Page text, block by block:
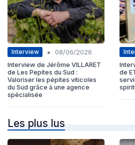
Interview •
08/06/2026
Interview de Jérôme VILLARET
de Les Pepites du Sud :
Valoriser les pépites viticoles
du Sud grâce à une agence
spécialisée
de
Les plus lus